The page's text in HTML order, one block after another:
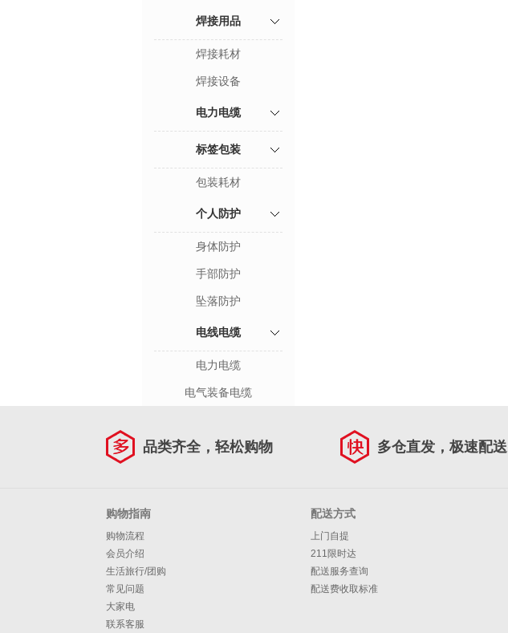
焊接用品
焊接耗材
焊接设备
电力电缆
标签包装
包装耗材
个人防护
身体防护
手部防护
坠落防护
电线电缆
电力电缆
电气装备电缆
品类齐全，轻松购物 多仓直发，极速配送
购物指南
购物流程
会员介绍
生活旅行/团购
常见问题
大家电
联系客服
配送方式
上门自提
211限时达
配送服务查询
配送费收取标准